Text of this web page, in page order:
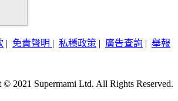
| 免責聲明 | 私穩政策 | 廣告查詢 | 舉報
© 2021 Supermami Ltd. All Rights Reserved.